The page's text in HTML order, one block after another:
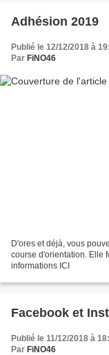
Adhésion 2019
Publié le 12/12/2018 à
Par FiNO46
D'ores et déjà, vous
course d'orientation. Elle
informations ICI
Facebook et
Publié le 11/12/2018 à
Par FiNO46